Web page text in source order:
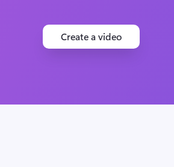
Create a video